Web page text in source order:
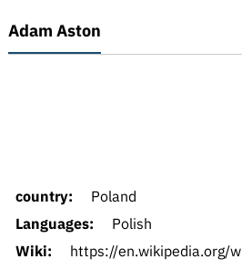
Adam Aston
country:
Poland
Languages:
Polish
Wiki:
https://en.wikipedia.org/